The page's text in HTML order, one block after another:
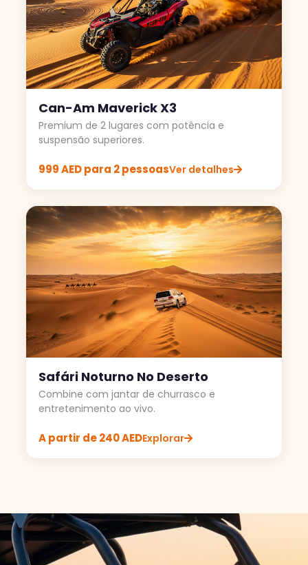
Can-Am Maverick X3
Premium de 2 lugares com potência e
suspensão superiores.
999 AED para 2 pessoasVer detalhes
Safári Noturno No Deserto
Combine com jantar de churrasco e
entretenimento ao vivo.
A partir de 240 AEDExplorar